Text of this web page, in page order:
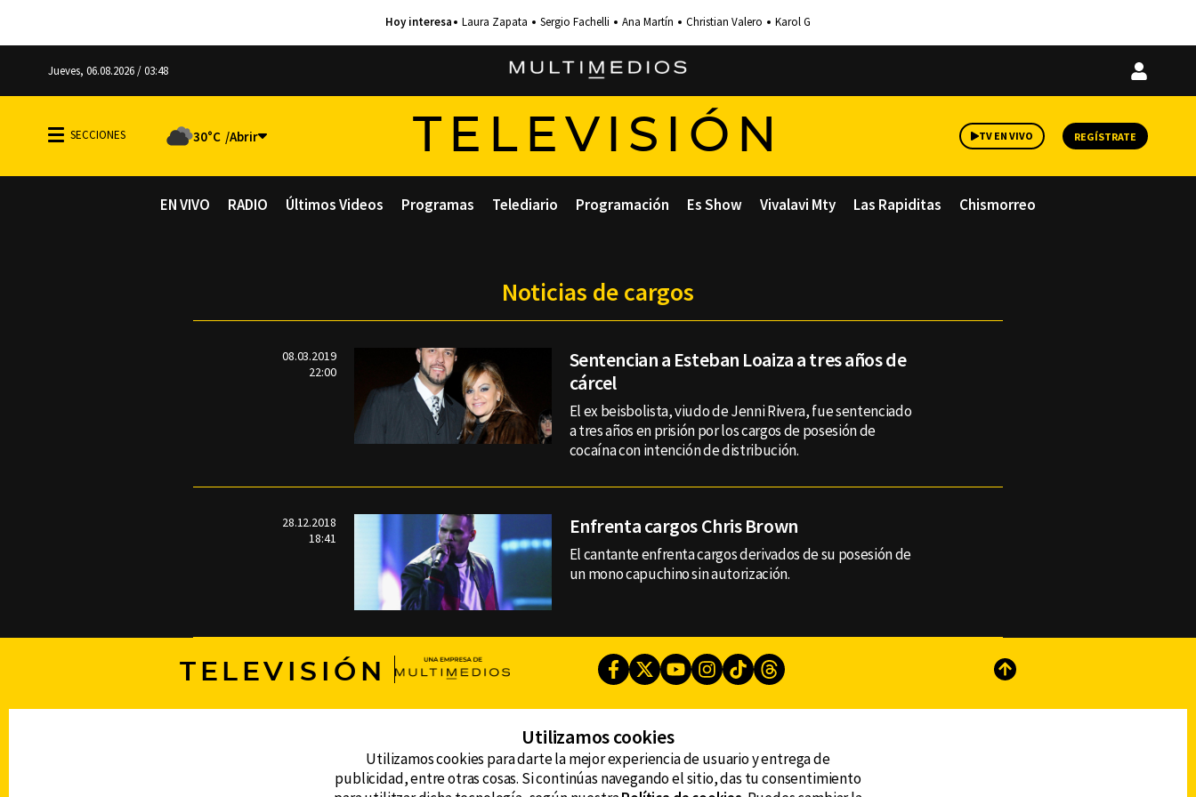
Laura Zapata Sergio Fachelli Ana Martín Christian Valero Karol G
Jueves, 06.08.2026 / 03:48
Iniciar
30°C TELEVISIÓN TV EN VIVO REGÍSTRATE
EN VIVO RADIO Últimos Videos Programas Telediario Programación Es Show Vivalavi Mty Las Rapiditas Chismorreo
Noticias de cargos
08.03.2019
22:00
Sentencian a Esteban Loaiza a tres años de
cárcel
El ex beisbolista, viudo de Jenni Rivera, fue sentenciado
a tres años en prisión por los cargos de posesión de
cocaína con intención de distribución.
28.12.2018
18:41
Enfrenta cargos Chris Brown
El cantante enfrenta cargos derivados de su posesión de
un mono capuchino sin autorización.
TELEVISIÓN Facebook
TwitterYoutubeInstagram
TikTokThreads Subir
Prohibida la reproducción total o parcial, incluyendo
cualquier medio electrónico o magnético.
CONTACTO
AVISO DE PRIVACIDAD
AVISO LEGAL
DEFENSORÍA DE LAS AUDIENCIAS
Utilizamos cookies
Utilizamos cookies para darte la mejor experiencia de usuario y entrega de
publicidad, entre otras cosas. Si continúas navegando el sitio, das tu consentimiento